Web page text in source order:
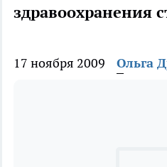
здравоохранения
17 ноября 2009 Ольга